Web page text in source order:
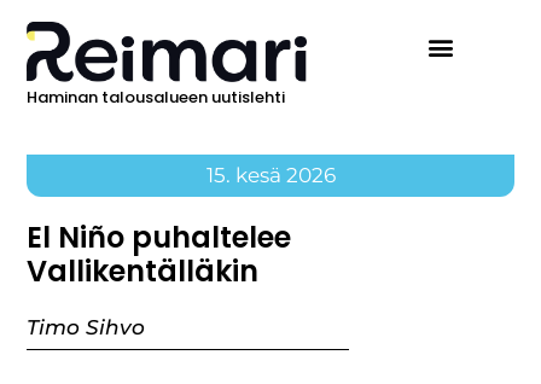
Haminan talousalueen uutislehti
15. kesä 2026
El Niño puhaltelee
Vallikentälläkin
Timo Sihvo